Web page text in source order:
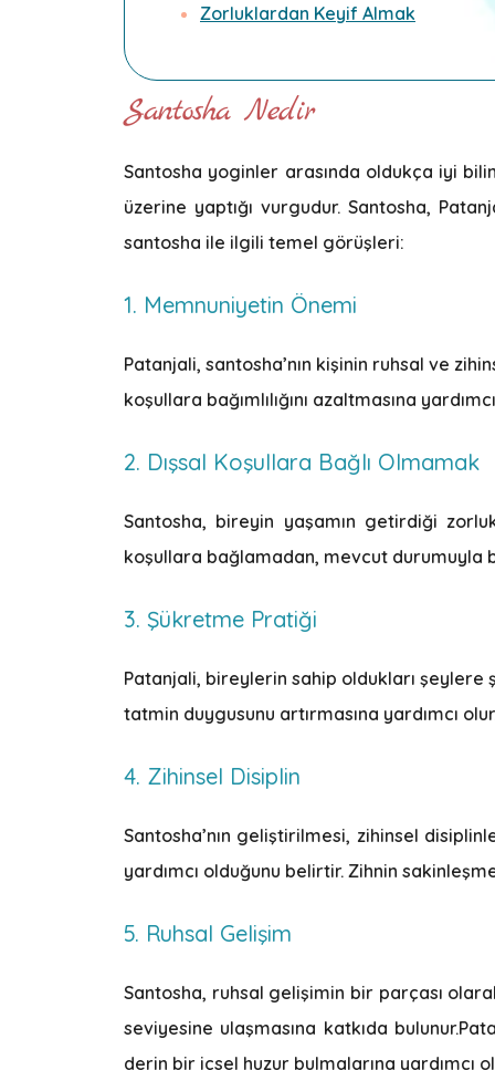
Zorluklardan Keyif Almak
Santosha Nedir
Santosha yoginler arasında oldukça iyi
üzerine yaptığı vurgudur. Santosha,
santosha ile ilgili temel görüşleri:
1. Memnuniyetin Önemi
Patanjali, santosha’nın kişinin ruhsal ve
koşullara bağımlılığını azaltmasına
2. Dışsal Koşullara Bağlı Olmamak
Santosha, bireyin yaşamın getirdiği
koşullara bağlamadan, mevcut durumuyla
3. Şükretme Pratiği
Patanjali, bireylerin sahip oldukları şeylere
tatmin duygusunu artırmasına yardımcı
4. Zihinsel Disiplin
Santosha’nın geliştirilmesi, zihinsel
yardımcı olduğunu belirtir. Zihnin
5. Ruhsal Gelişim
Santosha, ruhsal gelişimin bir parçası
seviyesine ulaşmasına katkıda
derin bir içsel huzur bulmalarına yardımcı